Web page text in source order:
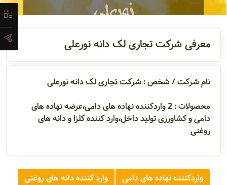
نورعلی
های دامی،عرضه نهاده های دامی و کشاورزی
تولید داخل،وارد ...
لیست
محصولات
آدرس و
اطلاعات
تماس
مدیران و
مسئولین
معرفی شرکت تجاری لک دانه نورعلی
نام شرکت / شخص : شرکت تجاری لک دانه نورعلی
محصولات : 2واردکننده نهاده های دامی،عرضه نهاده های
دامی و کشاورزی تولید داخل،وارد کننده کلزا و دانه های
روغنی
واردکننده نهاده های دامی وارد کننده دانه های روغنی